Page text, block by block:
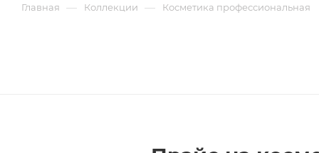
Главная — Коллекции — Косметика профессиональная